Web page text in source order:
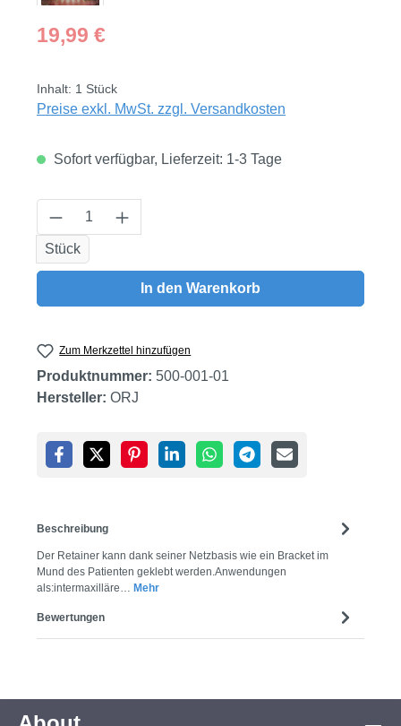
Regulärer Preis:
19,99 €
Inhalt: 1 Stück
Preise exkl. MwSt. zzgl. Versandkosten
Sofort verfügbar, Lieferzeit: 1-3 Tage
Produkt Anzahl: Gib den gewünschten
Stück
In den Warenkorb
Zum Merkzettel hinzufügen
Produktnummer: 500-001-01
Hersteller: ORJ
Beschreibung
Der Retainer kann dank seiner Netzbasis wie ein Bracket im
Mund des Patienten geklebt werden.Anwendungen
als:intermaxilläre… Mehr
Bewertungen